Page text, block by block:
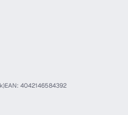
EAN: 4042146584392